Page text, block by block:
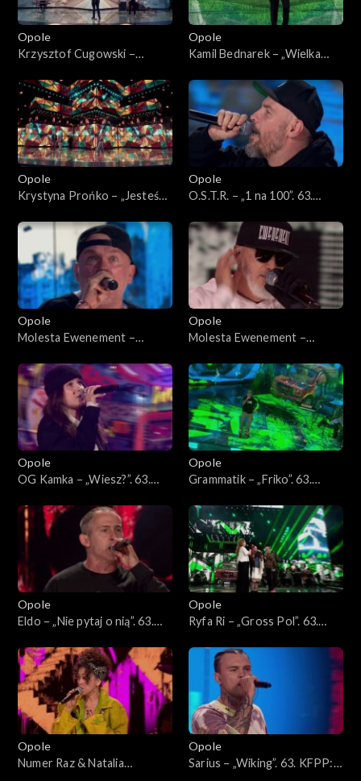
Opole
Krzysztof Cugowski –
Koncert „Autobiografia.
Jubileusz Bogdana Olewicza”
Opole
Kamil Bednarek – „Wielka
„Autobiografia. Jubileusz
Bogdana Olewicza”
Opole
Krystyna Prońko – „Jesteś
Koncert „Autobiografia.
Jubileusz Bogdana Olewicza”
Opole
O.S.T.R. – „1 na 100”. 63.
Jedno podwórko 2”
Opole
Molesta Ewenement –
„Hip-hop. Jedno podwórko
2”
Opole
Molesta Ewenement –
63. KFPP: Koncert „Hip-hop.
Jedno podwórko 2”
Opole
OG Kamka – „Wiesz?”. 63.
Jedno podwórko 2”
Opole
Grammatik – „Friko”. 63.
Jedno podwórko 2”
Opole
Eldo – „Nie pytaj o nią”. 63.
Jedno podwórko 2”
Opole
Ryfa Ri – „Gross Pol”. 63.
Jedno podwórko 2”
Opole
Numer Raz & Natalia
Opole
Sarius – „Wiking”. 63. KFPP: